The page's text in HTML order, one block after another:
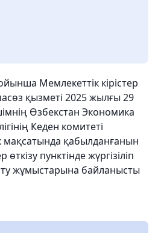
Мемлекеттік кірістер
қызметі 2025 жылғы 29
Өзбекстан Экономика
Кеден комитеті
мақсатында қабылданғанын
пунктінде жүргізіліп
жұмыстарына байланысты